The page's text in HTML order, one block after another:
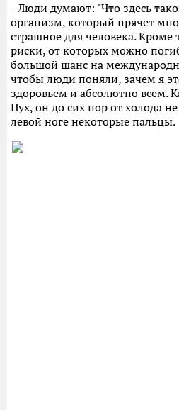
- Люди думают: "Что здесь
организм, который прячет
страшное для человека. Кроме
риски, от которых можно
большой шанс на
чтобы люди поняли, зачем я
здоровьем и абсолютно всем.
Пух, он до сих пор от холода
левой ноге некоторые пальцы.